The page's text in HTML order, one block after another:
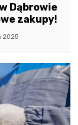
Dąbrowie
zakupy!
2025